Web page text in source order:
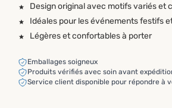
Design original avec motifs variés et
Idéales pour les événements festifs
Légères et confortables à porter
Emballages soigneux
Produits vérifiés avec soin avant
Service client disponible pour répondre à